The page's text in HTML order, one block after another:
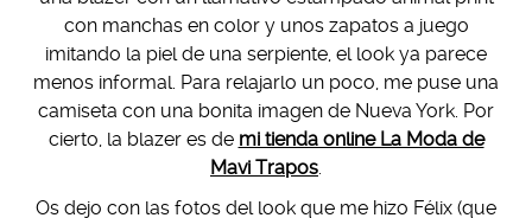
con manchas en color y unos zapatos a juego
imitando la piel de una serpiente, el look ya parece
menos informal. Para relajarlo un poco, me puse una
camiseta con una bonita imagen de Nueva York. Por
cierto, la blazer es de mi tienda online La Moda de
Mavi Trapos.
Os dejo con las fotos del look que me hizo Félix (que